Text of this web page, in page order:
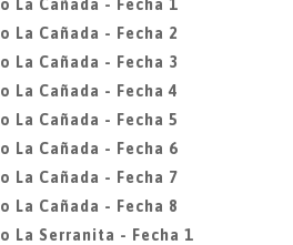
La Cañada - Fecha 1
La Cañada - Fecha 2
La Cañada - Fecha 3
La Cañada - Fecha 4
La Cañada - Fecha 5
La Cañada - Fecha 6
La Cañada - Fecha 7
La Cañada - Fecha 8
La Serranita - Fecha 1